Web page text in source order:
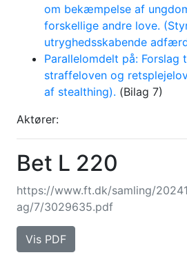
om bekæmpelse af
forskellige andre love.
utryghedsskabende
Parallelomdelt på:
straffeloven og
af stealthing). (Bilag 7)
Aktører:
Bet L 220
https://www.ft.dk/samling/
ag/7/3029635.pdf
Vis PDF